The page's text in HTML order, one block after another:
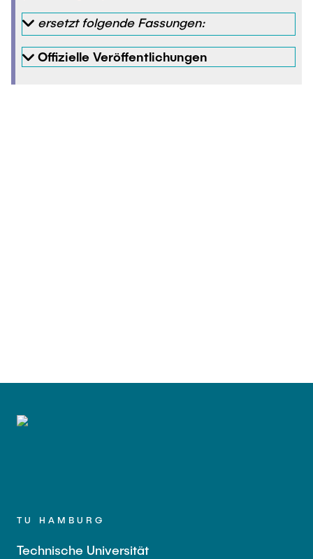
ersetzt folgende Fassungen:
Offizielle Veröffentlichungen
TU HAMBURG
Technische Universität